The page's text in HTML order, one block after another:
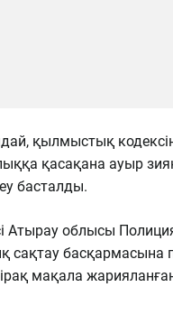
қылмыстық
қасақана ауыр
басталды.
Атырау облысы
сақтау басқармасына
мақала